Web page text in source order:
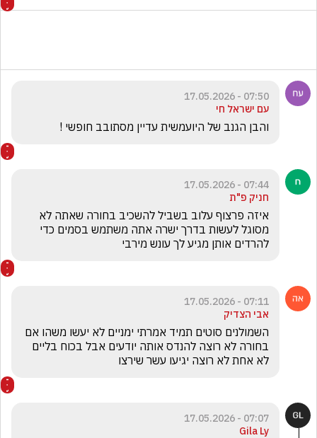
07:50 - 17.05.2026
עם ישראל חי
והבן הגנב של היועמשית עדיין מסתובב חופשי !
07:44 - 17.05.2026
חניק פ"ת
להרדים אותן מגיע לך עונש מירבי
07:11 - 17.05.2026
אבי הצדיק
לא אחת לא רוצה יגיעו עשר שירצו
07:07 - 17.05.2026
Gila Ly